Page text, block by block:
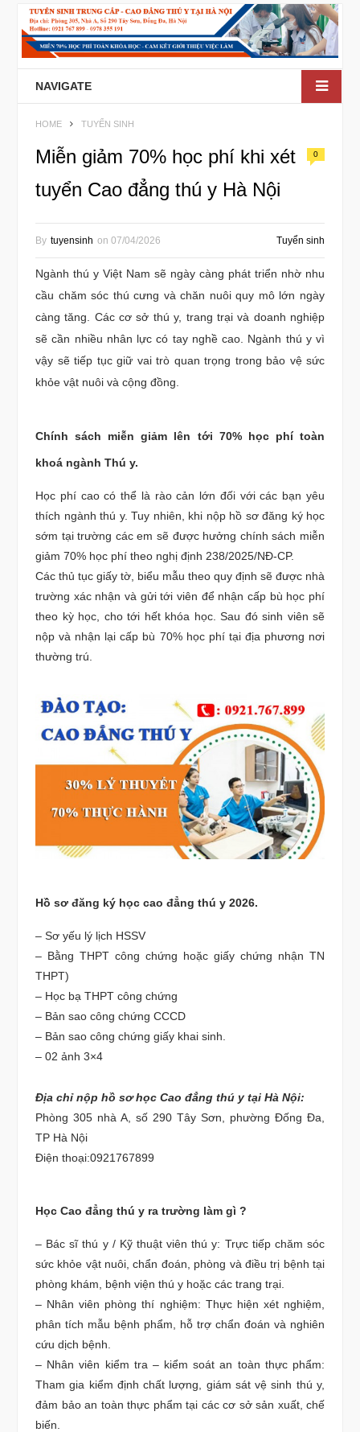
NAVIGATE
HOME TUYỂN SINH
Miễn giảm 70% học phí khi xét
tuyển Cao đẳng thú y Hà Nội
0
By tuyensinh on 07/04/2026 Tuyển sinh
Ngành thú y Việt Nam sẽ ngày càng phát triển nhờ nhu
cầu chăm sóc thú cưng và chăn nuôi quy mô lớn ngày
càng tăng. Các cơ sở thú y, trang trại và doanh nghiệp
sẽ cần nhiều nhân lực có tay nghề cao. Ngành thú y vì
vậy sẽ tiếp tục giữ vai trò quan trọng trong bảo vệ sức
khỏe vật nuôi và cộng đồng.
Chính sách miễn giảm lên tới 70% học phí toàn
khoá ngành Thú y.
Học phí cao có thể là rào cản lớn đối với các bạn yêu
thích ngành thú y. Tuy nhiên, khi nộp hồ sơ đăng ký học
sớm tại trường các em sẽ được hưởng chính sách miễn
giảm 70% học phí theo nghị định 238/2025/NĐ-CP.
Các thủ tục giấy tờ, biểu mẫu theo quy định sẽ được nhà
trường xác nhận và gửi tới viên để nhận cấp bù học phí
theo kỳ học, cho tới hết khóa học. Sau đó sinh viên sẽ
nộp và nhận lại cấp bù 70% học phí tại địa phương nơi
thường trú.
Hồ sơ đăng ký học cao đẳng thú y 2026.
– Sơ yếu lý lịch HSSV
– Bằng THPT công chứng hoặc giấy chứng nhận TN
THPT)
– Học bạ THPT công chứng
– Bản sao công chứng CCCD
– Bản sao công chứng giấy khai sinh.
– 02 ảnh 3×4
Địa chỉ nộp hồ sơ học Cao đẳng thú y tại Hà Nội:
Phòng 305 nhà A, số 290 Tây Sơn, phường Đống Đa,
TP Hà Nội
Điện thoại:0921767899
Học Cao đẳng thú y ra trường làm gì ?
– Bác sĩ thú y / Kỹ thuật viên thú y: Trực tiếp chăm sóc
sức khỏe vật nuôi, chẩn đoán, phòng và điều trị bệnh tại
phòng khám, bệnh viện thú y hoặc các trang trại.
– Nhân viên phòng thí nghiệm: Thực hiện xét nghiệm,
phân tích mẫu bệnh phẩm, hỗ trợ chẩn đoán và nghiên
cứu dịch bệnh.
– Nhân viên kiểm tra – kiểm soát an toàn thực phẩm:
Tham gia kiểm định chất lượng, giám sát vệ sinh thú y,
đảm bảo an toàn thực phẩm tại các cơ sở sản xuất, chế
biến.